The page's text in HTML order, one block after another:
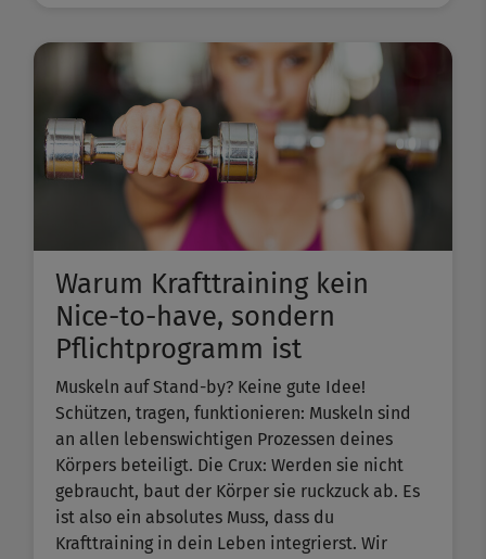
Warum Krafttraining kein
Nice-to-have, sondern
Pflichtprogramm ist
Muskeln auf Stand-by? Keine gute Idee!
Schützen, tragen, funktionieren: Muskeln sind
an allen lebenswichtigen Prozessen deines
Körpers beteiligt. Die Crux: Werden sie nicht
gebraucht, baut der Körper sie ruckzuck ab. Es
ist also ein absolutes Muss, dass du
Krafttraining in dein Leben integrierst. Wir